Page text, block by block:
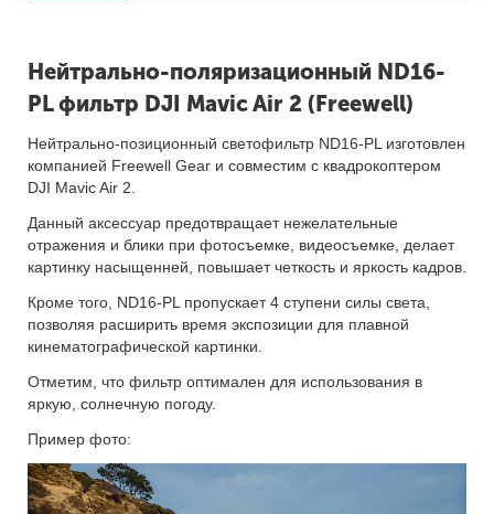
Нейтрально-поляризационный ND16-
PL фильтр DJI Mavic Air 2 (Freewell)
Нейтрально-позиционный светофильтр ND16-PL изготовлен
компанией Freewell Gear и совместим с квадрокоптером
DJI Mavic Air 2.
Данный аксессуар предотвращает нежелательные
отражения и блики при фотосъемке, видеосъемке, делает
картинку насыщенней, повышает четкость и яркость кадров.
Кроме того, ND16-PL пропускает 4 ступени силы света,
позволяя расширить время экспозиции для плавной
кинематографической картинки.
Отметим, что фильтр оптимален для использования в
яркую, солнечную погоду.
Пример фото: